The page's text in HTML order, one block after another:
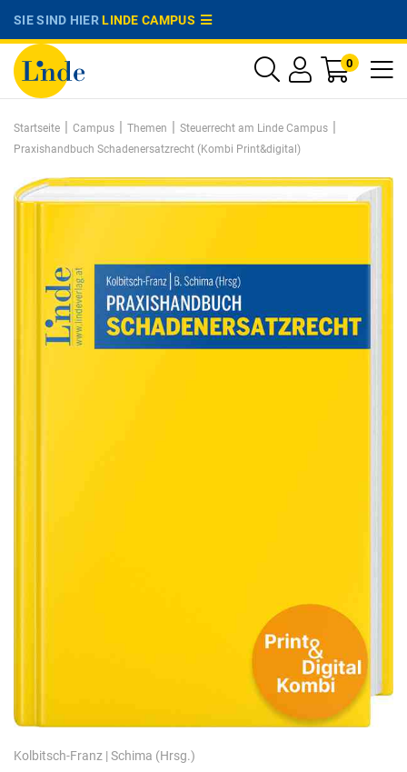
SIE SIND HIERLINDE CAMPUS
0
Startseite | Campus | Themen | Steuerrecht am Linde Campus |
Praxishandbuch Schadenersatzrecht (Kombi Print&digital)
Kolbitsch-Franz | Schima (Hrsg.)